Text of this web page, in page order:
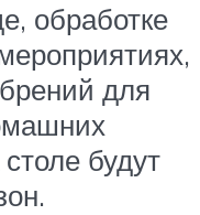
обработке
для
будут